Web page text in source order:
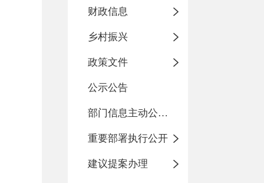
财政信息
乡村振兴
政策文件
公示公告
部门信息主动公开基本目录
重要部署执行公开
建议提案办理